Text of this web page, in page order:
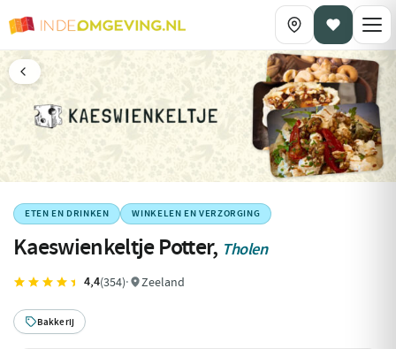
ETEN EN DRINKEN WINKELEN EN VERZORGING
Kaeswienkeltje Potter, Tholen
4,4(354)· Zeeland
Bakkerij